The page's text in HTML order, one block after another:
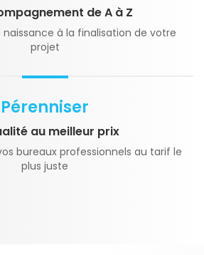
de A à Z
naissance à la finalisation de votre
projet
Pérenniser
au meilleur prix
bureaux professionnels au tarif le
plus juste